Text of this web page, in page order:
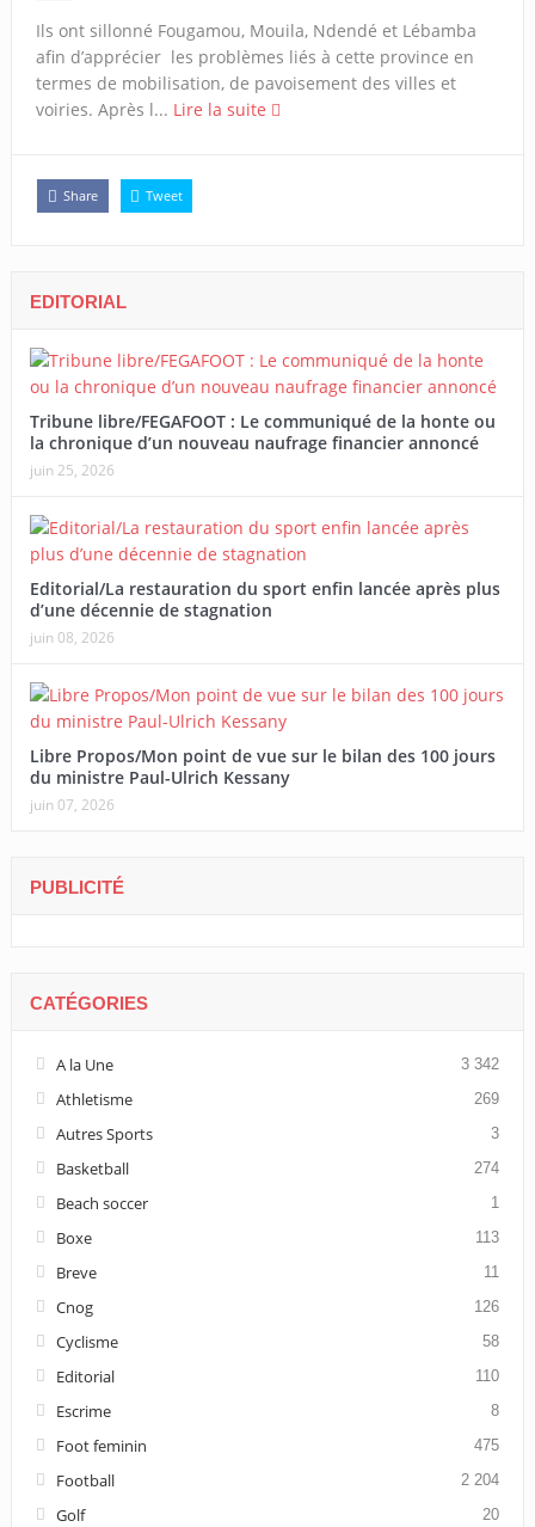
Ils ont sillonné Fougamou, Mouila, Ndendé et Lébamba
afin d’apprécier les problèmes liés à cette province en
termes de mobilisation, de pavoisement des villes et
voiries. Après l... Lire la suite
Share Tweet
EDITORIAL
Tribune libre/FEGAFOOT : Le communiqué de la honte ou
la chronique d’un nouveau naufrage financier annoncé
juin 25, 2026
Editorial/La restauration du sport enfin lancée après plus
d’une décennie de stagnation
juin 08, 2026
Libre Propos/Mon point de vue sur le bilan des 100 jours
du ministre Paul-Ulrich Kessany
juin 07, 2026
PUBLICITÉ
CATÉGORIES
A la Une 3 342
Athletisme 269
Autres Sports 3
Basketball 274
Beach soccer 1
Boxe 113
Breve 11
Cnog 126
Cyclisme 58
Editorial 110
Escrime 8
Foot feminin 475
Football 2 204
Golf 20